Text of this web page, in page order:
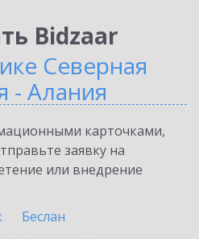
Bidzaar
Северная
- Алания
карточками,
заявку на
или внедрение
Беслан